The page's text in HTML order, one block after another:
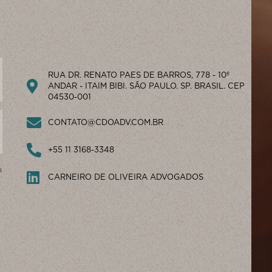
RUA DR. RENATO PAES DE BARROS, 778 - 10º
ANDAR - ITAIM BIBI. SÃO PAULO. SP. BRASIL. CEP
04530-001
CONTATO@CDOADV.COM.BR
+55 11 3168-3348
CARNEIRO DE OLIVEIRA ADVOGADOS